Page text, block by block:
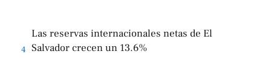
4
Las reservas internacionales netas de El
Salvador crecen un 13.6%